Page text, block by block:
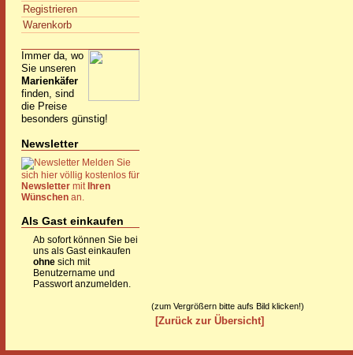
Registrieren
Warenkorb
Immer da, wo
Sie unseren
Marienkäfer
finden, sind
die Preise
besonders günstig!
Newsletter
Melden Sie
sich hier völlig kostenlos für
Newsletter mit Ihren
Wünschen an.
Als Gast einkaufen
Ab sofort können Sie bei
uns als Gast einkaufen
ohne sich mit
Benutzername und
Passwort anzumelden.
(zum Vergrößern bitte aufs Bild klicken!)
[Zurück zur Übersicht]